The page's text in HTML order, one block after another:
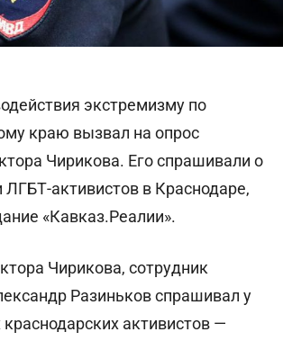
экстремизму по
краю вызвал на опрос
Чирикова. Его спрашивали о
ЛГБТ-активистов в Краснодаре,
«Кавказ.Реалии».
Чирикова, сотрудник
Разиньков спрашивал у
краснодарских активистов —